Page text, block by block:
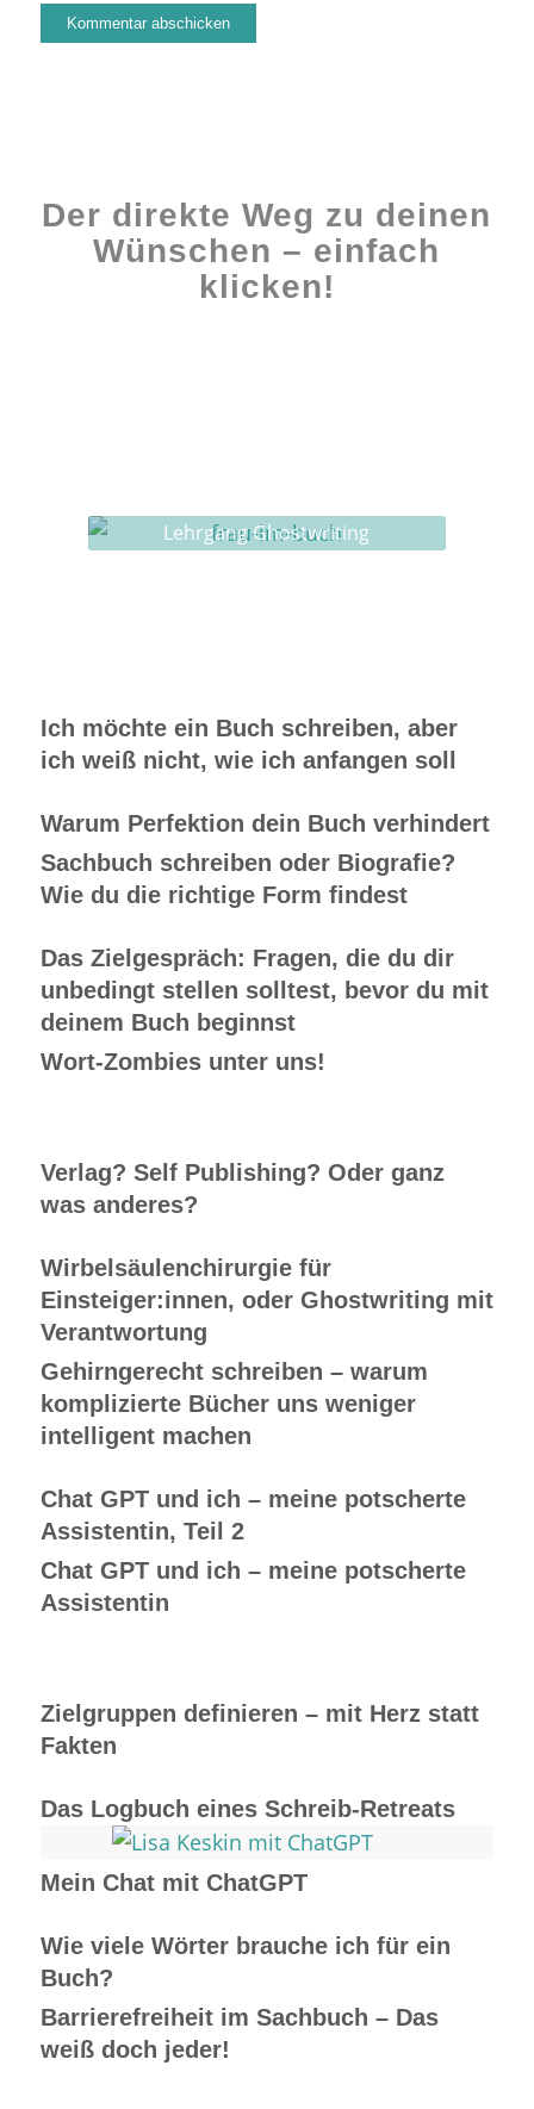
Der direkte Weg zu deinen
Wünschen – einfach
klicken!
Lehrgang Ghostwriting
Ich möchte ein Buch schreiben, aber
ich weiß nicht, wie ich anfangen soll
Warum Perfektion dein Buch verhindert
Sachbuch schreiben oder Biografie?
Wie du die richtige Form findest
Das Zielgespräch: Fragen, die du dir
unbedingt stellen solltest, bevor du mit
deinem Buch beginnst
Wort-Zombies unter uns!
Verlag? Self Publishing? Oder ganz
was anderes?
Wirbelsäulenchirurgie für
Einsteiger:innen, oder Ghostwriting mit
Verantwortung
Gehirngerecht schreiben – warum
komplizierte Bücher uns weniger
intelligent machen
Chat GPT und ich – meine potscherte
Assistentin, Teil 2
Chat GPT und ich – meine potscherte
Assistentin
Zielgruppen definieren – mit Herz statt
Fakten
Das Logbuch eines Schreib-Retreats
Mein Chat mit ChatGPT
Wie viele Wörter brauche ich für ein
Buch?
Barrierefreiheit im Sachbuch – Das
weiß doch jeder!